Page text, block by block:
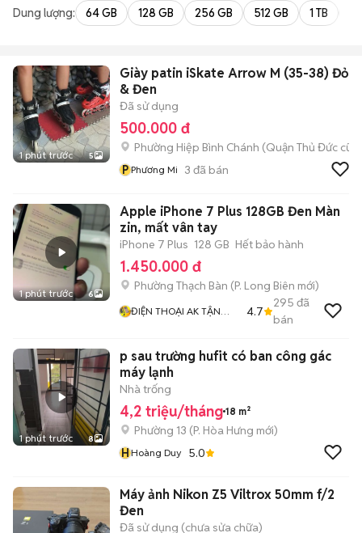
Dung lượng: 64 GB 128 GB 256 GB 512 GB 1 TB
1 phút trước 5
Giày patin iSkate Arrow M (35-38) Đỏ
& Đen
Đã sử dụng
500.000 đ
Phường Hiệp Bình Chánh (Quận Thủ Đức cũ)
P Phương Mi 3 đã bán
1 phút trước 6
Apple iPhone 7 Plus 128GB Đen Màn
zin, mất vân tay
iPhone 7 Plus 128 GB Hết bảo hành
1.450.000 đ
Phường Thạch Bàn (P. Long Biên mới)
ĐIỆN THOẠI AK TẬN
4.7
295 đã
bán
1 phút trước 8
p sau trường hufit có ban công gác
máy lạnh
Nhà trống
4,2 triệu/tháng 18 m²
Phường 13 (P. Hòa Hưng mới)
HHoàng Duy 5.0
Máy ảnh Nikon Z5 Viltrox 50mm f/2
Đen
Đã sử dụng (chưa sửa chữa)